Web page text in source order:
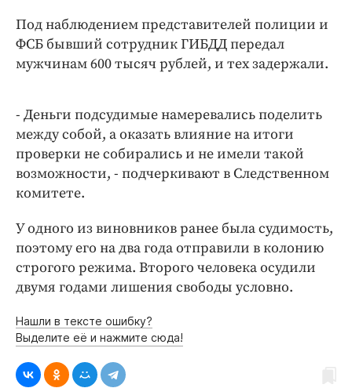
Под наблюдением представителей полиции и
ФСБ бывший сотрудник ГИБДД передал
мужчинам 600 тысяч рублей, и тех задержали.
- Деньги подсудимые намеревались поделить
между собой, а оказать влияние на итоги
проверки не собирались и не имели такой
возможности, - подчеркивают в Следственном
комитете.
У одного из виновников ранее была судимость,
поэтому его на два года отправили в колонию
строгого режима. Второго человека осудили
двумя годами лишения свободы условно.
Нашли в тексте ошибку?
Выделите её и нажмите сюда!